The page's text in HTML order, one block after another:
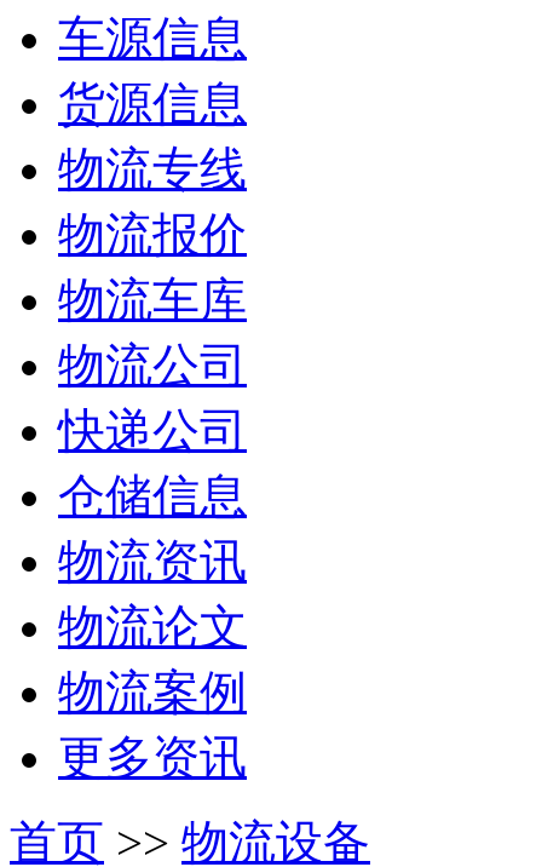
车源信息
货源信息
物流专线
物流报价
物流车库
物流公司
快递公司
仓储信息
物流资讯
物流论文
物流案例
更多资讯
首页 >> 物流设备